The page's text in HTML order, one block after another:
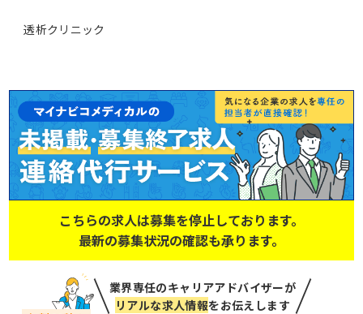
透析クリニック
こちらの求人は募集を停止しております。
最新の募集状況の確認も承ります。
業界専任のキャリアアドバイザーが
リアルな求人情報をお伝えします